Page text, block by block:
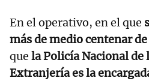
En el operativo, en el que
más de medio centenar
que la Policía Nacional de
Extranjería es la